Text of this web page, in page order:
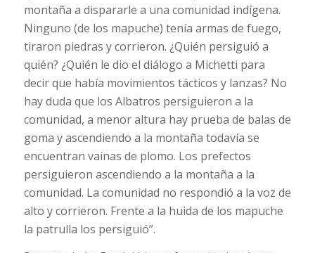
montaña a dispararle a una comunidad indígena.
Ninguno (de los mapuche) tenía armas de fuego,
tiraron piedras y corrieron. ¿Quién persiguió a
quién? ¿Quién le dio el diálogo a Michetti para
decir que había movimientos tácticos y lanzas? No
hay duda que los Albatros persiguieron a la
comunidad, a menor altura hay prueba de balas de
goma y ascendiendo a la montaña todavía se
encuentran vainas de plomo. Los prefectos
persiguieron ascendiendo a la montaña a la
comunidad. La comunidad no respondió a la voz de
alto y corrieron. Frente a la huida de los mapuche
la patrulla los persiguió”.